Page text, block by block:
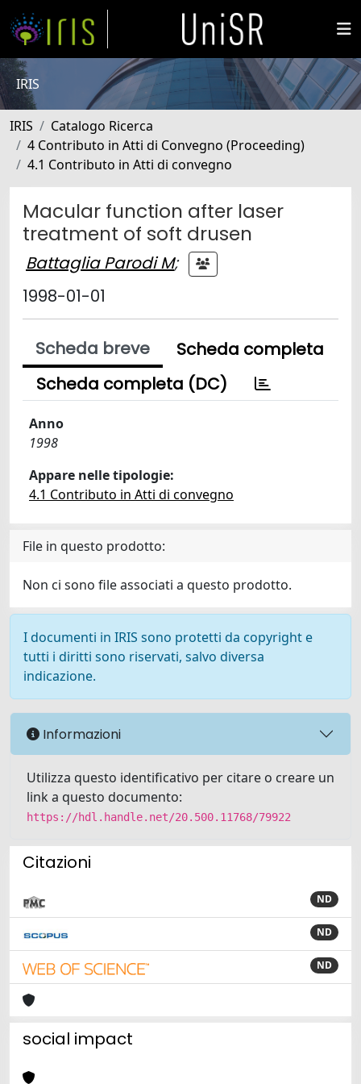
IRIS
IRIS
Catalogo Ricerca
4 Contributo in Atti di Convegno (Proceeding)
4.1 Contributo in Atti di convegno
Macular function after laser
treatment of soft drusen
Battaglia Parodi M;
1998-01-01
Scheda breve
Scheda completa
Scheda completa (DC)
Anno
1998
Appare nelle tipologie:
4.1 Contributo in Atti di convegno
File in questo prodotto:
Non ci sono file associati a questo prodotto.
I documenti in IRIS sono protetti da copyright e
tutti i diritti sono riservati, salvo diversa
indicazione.
Informazioni
Utilizza questo identificativo per citare o creare un
link a questo documento:
https://hdl.handle.net/20.500.11768/79922
Citazioni
ND
ND
ND
social impact